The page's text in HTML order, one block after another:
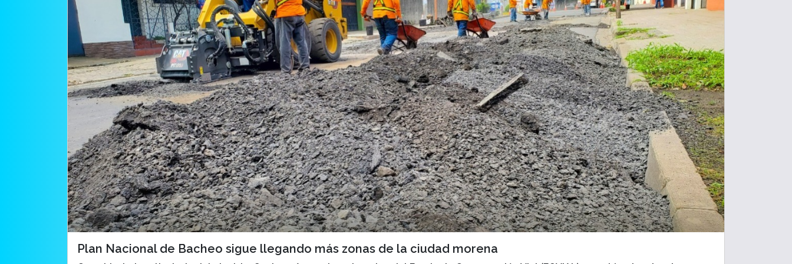
Plan Nacional de Bacheo sigue llegando más zonas de la ciudad morena